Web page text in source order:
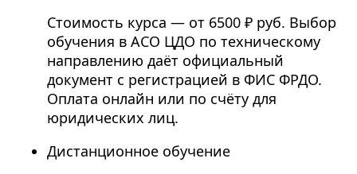
Стоимость курса — от 6500 ₽ руб. Выбор
обучения в АСО ЦДО по техническому
направлению даёт официальный
документ с регистрацией в ФИС ФРДО.
Оплата онлайн или по счёту для
юридических лиц.
Дистанционное обучение